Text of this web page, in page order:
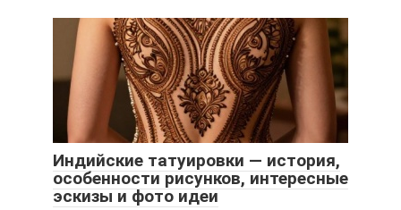
Индийские татуировки — история,
особенности рисунков, интересные
эскизы и фото идеи